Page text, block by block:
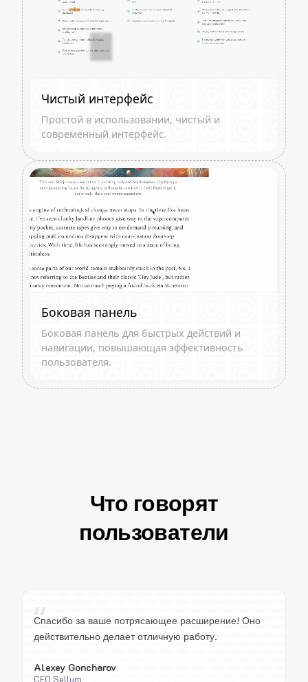
Чистый интерфейс
Простой в использовании, чистый и
современный интерфейс.
Боковая панель
Боковая панель для быстрых действий и
навигации, повышающая эффективность
пользователя.
Что говорят
пользователи
“
Спасибо за ваше потрясающее расширение! Оно
действительно делает отличную работу.
Alexey Goncharov
CEO Sellum